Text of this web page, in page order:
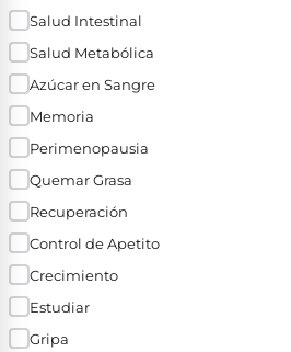
Salud Intestinal
Salud Metabólica
Azúcar en Sangre
Memoria
Perimenopausia
Quemar Grasa
Recuperación
Control de Apetito
Crecimiento
Estudiar
Gripa